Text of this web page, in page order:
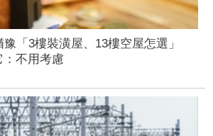
「3樓裝潢屋、13樓空屋怎選」
不用考慮